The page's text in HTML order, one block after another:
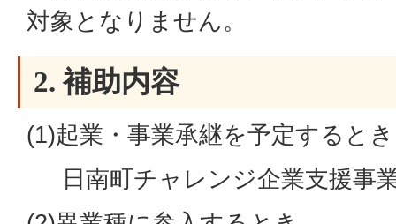
対象となりません。
2. 補助内容
(1)起業・事業承継を予定するとき
日南町チャレンジ企業支援事